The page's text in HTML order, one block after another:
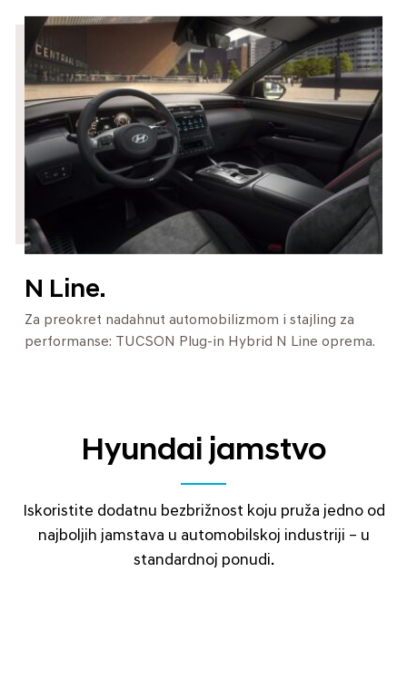
N Line.
Za preokret nadahnut automobilizmom i stajling za
performanse: TUCSON Plug-in Hybrid N Line oprema.
Hyundai jamstvo
Iskoristite dodatnu bezbrižnost koju pruža jedno od
najboljih jamstava u automobilskoj industriji – u
standardnoj ponudi.